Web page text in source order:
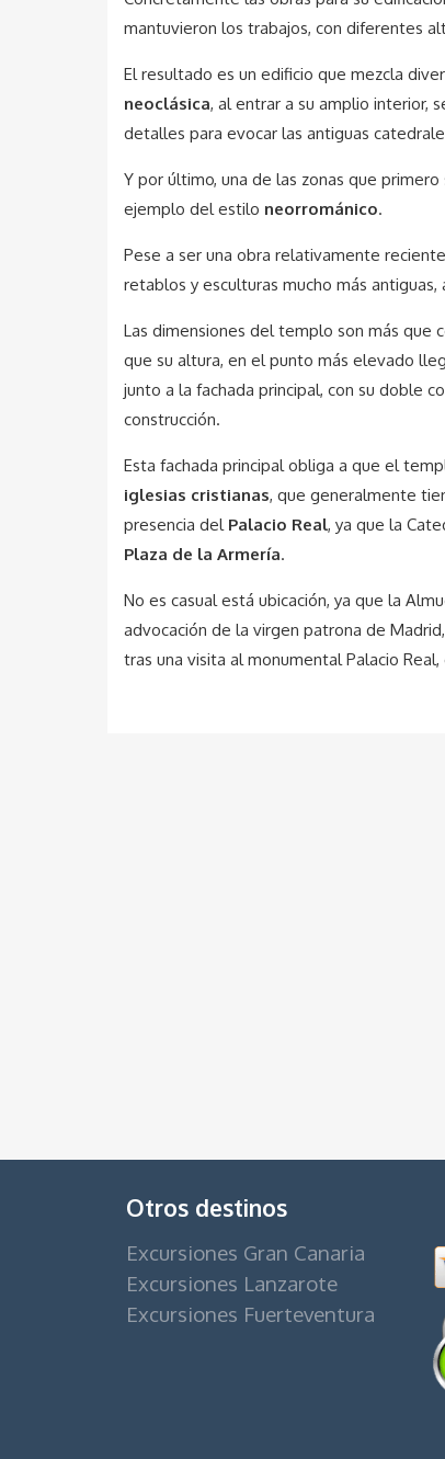
mantuvieron los trabajos, con diferentes
El resultado es un edificio que mezcla
neoclásica, al entrar a su amplio interior,
detalles para evocar las antiguas
Y por último, una de las zonas que
ejemplo del estilo neorrománico.
Pese a ser una obra relativamente
retablos y esculturas mucho más
Las dimensiones del templo son más que
que su altura, en el punto más elevado
junto a la fachada principal, con su doble
construcción.
Esta fachada principal obliga a que el
iglesias cristianas, que generalmente
presencia del Palacio Real, ya que la
Plaza de la Armería.
No es casual está ubicación, ya que la
advocación de la virgen patrona de
tras una visita al monumental Palacio
Otros destinos
Excursiones Gran Canaria
Excursiones Lanzarote
Excursiones Fuerteventura